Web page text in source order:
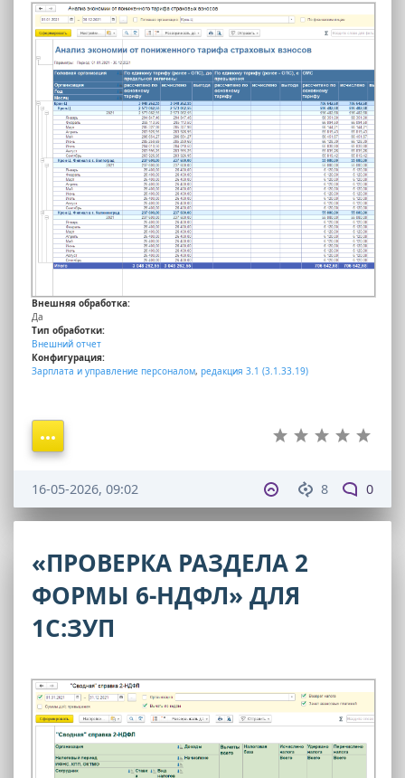
Внешняя обработка:
Да
Тип обработки:
Внешний отчет
Конфигурация:
Зарплата и управление персоналом, редакция 3.1 (3.1.33.19)
8 0
16-05-2026, 09:02
«ПРОВЕРКА РАЗДЕЛА 2
ФОРМЫ 6-НДФЛ» ДЛЯ
1С:ЗУП